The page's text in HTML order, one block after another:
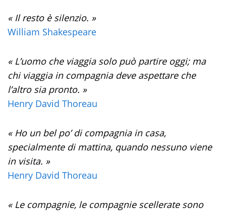
« Il resto è silenzio. »
William Shakespeare
« L’uomo che viaggia solo può partire oggi; ma
chi viaggia in compagnia deve aspettare che
l’altro sia pronto. »
Henry David Thoreau
« Ho un bel po’ di compagnia in casa,
specialmente di mattina, quando nessuno viene
in visita. »
Henry David Thoreau
« Le compagnie, le compagnie scellerate sono